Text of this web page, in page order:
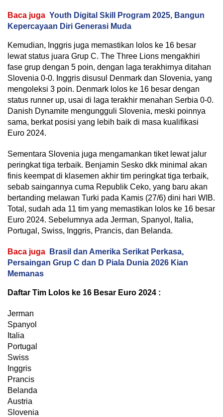
Baca juga Youth Digital Skill Program 2025, Bangun
Kepercayaan Diri Generasi Muda
Kemudian, Inggris juga memastikan lolos ke 16 besar
lewat status juara Grup C. The Three Lions mengakhiri
fase grup dengan 5 poin, dengan laga terakhirnya ditahan
Slovenia 0-0. Inggris disusul Denmark dan Slovenia, yang
mengoleksi 3 poin. Denmark lolos ke 16 besar dengan
status runner up, usai di laga terakhir menahan Serbia 0-0.
Danish Dynamite mengungguli Slovenia, meski poinnya
sama, berkat posisi yang lebih baik di masa kualifikasi
Euro 2024.
Sementara Slovenia juga mengamankan tiket lewat jalur
peringkat tiga terbaik. Benjamin Sesko dkk minimal akan
finis keempat di klasemen akhir tim peringkat tiga terbaik,
sebab saingannya cuma Republik Ceko, yang baru akan
bertanding melawan Turki pada Kamis (27/6) dini hari WIB.
Total, sudah ada 11 tim yang memastikan lolos ke 16 besar
Euro 2024. Sebelumnya ada Jerman, Spanyol, Italia,
Portugal, Swiss, Inggris, Prancis, dan Belanda.
Baca juga
Brasil dan Amerika Serikat Perkasa,
Persaingan Grup C dan D Piala Dunia 2026 Kian
Memanas
Daftar Tim Lolos ke 16 Besar Euro 2024 :
Jerman
Spanyol
Italia
Portugal
Swiss
Inggris
Prancis
Belanda
Austria
Slovenia